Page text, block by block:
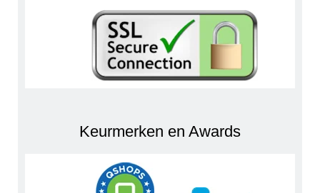
Keurmerken en Awards